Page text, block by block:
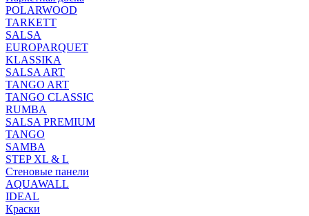
POLARWOOD
TARKETT
SALSA
EUROPARQUET
KLASSIKA
SALSA ART
TANGO ART
TANGO CLASSIC
RUMBA
SALSA PREMIUM
TANGO
SAMBA
STEP XL & L
Стеновые панели
AQUAWALL
IDEAL
Краски